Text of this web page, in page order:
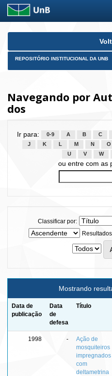
Skip
REPOSITÓRIO INSTITUCIONAL DA UNB
Navegando por
dos
Ir para: 0-9 A B C
J
K L M N O
U
V W
ou entre com as
Classificar por:
Mostrando
Data de
publicação
Data
de
defesa
Título
1998 -
Ação de
mosquiteiros
impregnados
com
deltametrina